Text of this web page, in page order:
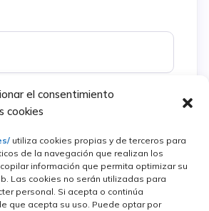
el consentimiento
cookies
utiliza cookies propias y de terceros para
de la navegación que realizan los
información que permita optimizar su
Las cookies no serán utilizadas para
personal. Si acepta o continúa
que acepta su uso. Puede optar por